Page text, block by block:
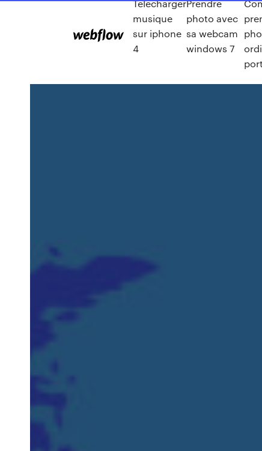
Telecharger
musique
sur iphone
4
Prendre
photo avec
sa webcam
windows 7